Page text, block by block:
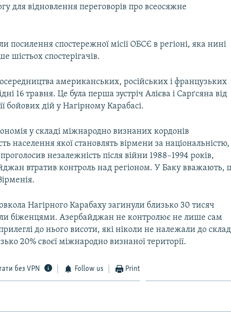
для відновлення переговорів про всеосяжне
посилення спостережної місії ОБСЄ в регіоні, яка нині
шістьох спостерігачів.
американських, російських і французьких
16 травня. Це була перша зустріч Алієва і Сарґсяна від
бойових дій у Нагірному Карабасі.
у складі міжнародно визнаних кордонів
населення якої становлять вірмени за національністю,
незалежність після війни 1988–1994 років,
втратив контроль над регіоном. У Баку вважають,
Нагірного Карабаху загинули близько 30 тисяч
біженцями. Азербайджан не контролює не лише сам
до нього висоти, які ніколи не належали до
20% своєї міжнародно визнаної території.
без VPN Follow us Print